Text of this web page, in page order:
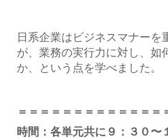
日系企業はビジネスマナーを
が、業務の実行力に対し、如
か、という点を学べました。
＝＝＝＝＝＝＝＝＝＝＝＝
時間：各単元共に９：３０〜